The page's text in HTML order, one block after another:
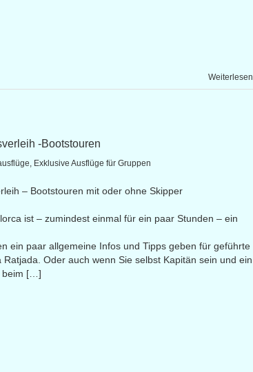
Weiterlesen
-Bootstouren
, Exklusive Ausflüge für Gruppen
– Bootstouren mit oder ohne Skipper
ist – zumindest einmal für ein paar Stunden – ein
ein paar allgemeine Infos und Tipps geben für geführte
Ratjada. Oder auch wenn Sie selbst Kapitän sein und ein
beim […]